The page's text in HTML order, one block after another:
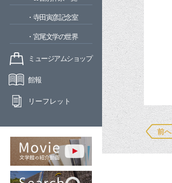
・寺田寅彦記念室
・宮尾文学の世界
ミュージアムショップ
館報
リーフレット
前へ